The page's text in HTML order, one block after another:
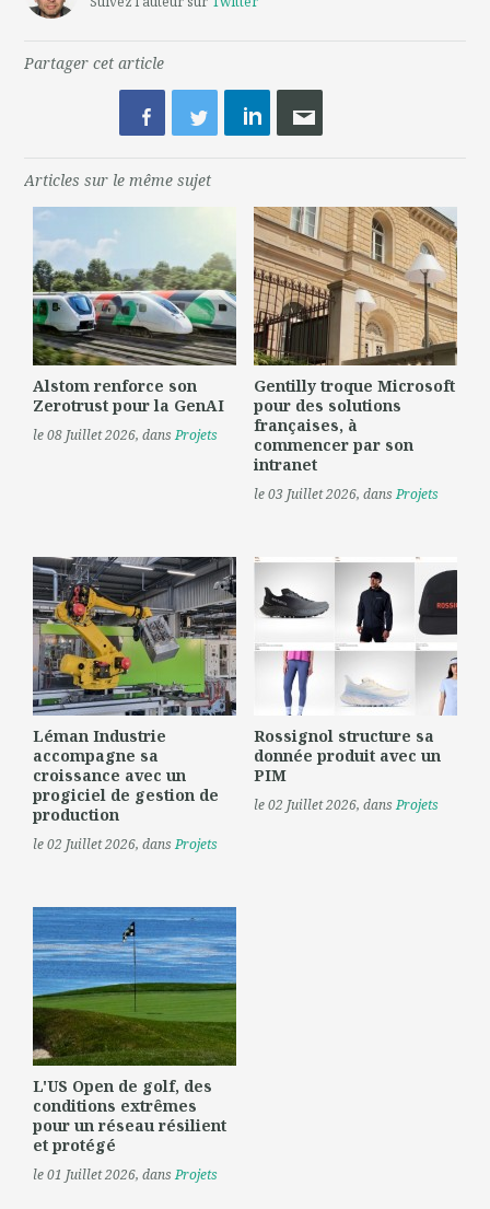
Partager cet article
Articles sur le même sujet
Alstom renforce son
Zerotrust pour la GenAI
le 08 Juillet 2026, dansProjets
Gentilly troque Microsoft
pour des solutions
françaises, à
commencer par son
intranet
le 03 Juillet 2026, dansProjets
Léman Industrie
accompagne sa
croissance avec un
progiciel de gestion de
production
le 02 Juillet 2026, dansProjets
Rossignol structure sa
donnée produit avec un
PIM
le 02 Juillet 2026, dansProjets
L'US Open de golf, des
conditions extrêmes
pour un réseau résilient
et protégé
le 01 Juillet 2026, dansProjets